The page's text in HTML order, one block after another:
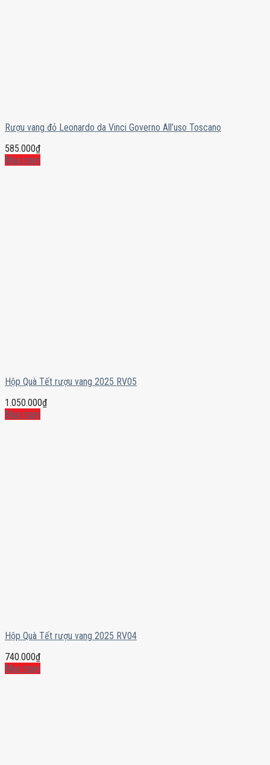
Rượu vang đỏ Leonardo da Vinci Governo All’uso Toscano
585.000₫
Mua ngay
Hộp Quà Tết rượu vang 2025 RV05
1.050.000₫
Mua ngay
Hộp Quà Tết rượu vang 2025 RV04
740.000₫
Mua ngay